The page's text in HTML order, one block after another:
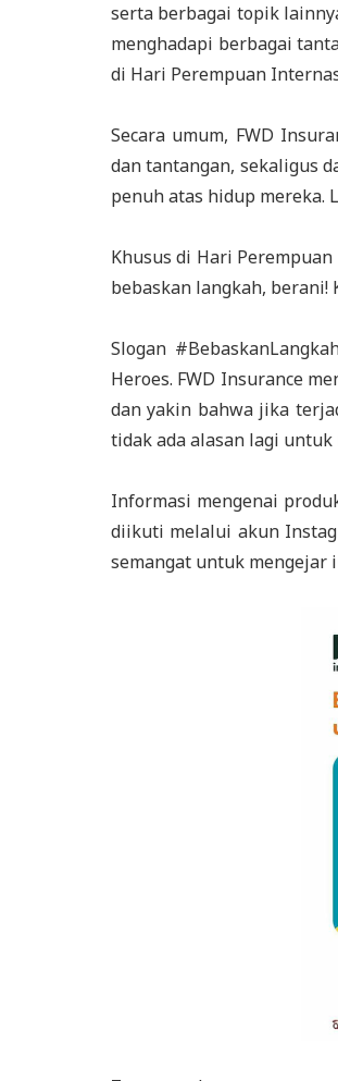
serta berbagai topik
menghadapi berbagai
di Hari Perempuan
Secara umum, FWD
dan tantangan, sekaligus
penuh atas hidup mereka.
Khusus di Hari
bebaskan langkah, berani!
Slogan
Heroes. FWD Insurance
dan yakin bahwa jika
tidak ada alasan lagi
Informasi mengenai
diikuti melalui akun
semangat untuk mengejar